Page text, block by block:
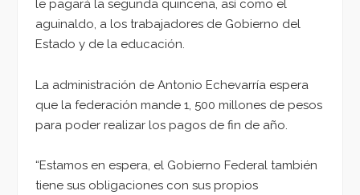
le pagará la segunda quincena, así como el
aguinaldo, a los trabajadores de Gobierno del
Estado y de la educación.
La administración de Antonio Echevarría espera
que la federación mande 1, 500 millones de pesos
para poder realizar los pagos de fin de año.
“Estamos en espera, el Gobierno Federal también
tiene sus obligaciones con sus propios